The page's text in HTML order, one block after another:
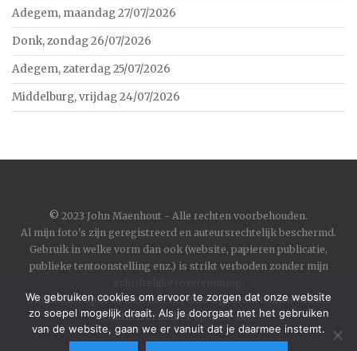
Adegem, maandag 27/07/2026
Donk, zondag 26/07/2026
Adegem, zaterdag 25/07/2026
Middelburg, vrijdag 24/07/2026
© 2023 John Maenhout - Alle rechten voorbehouden.
Al mijn foto's zijn geregistreerd en auteursrechtelijk beschermd.
Gebruik in welke vorm dan ook (website, papieren publicatie,
publieke tentoonstelling enz.) is strikt verboden zonder mijn
Om contact op te nemen met mij kunt u gebruik maken van het
contactformulierop deze site.
We gebruiken cookies om ervoor te zorgen dat onze website
zo soepel mogelijk draait. Als je doorgaat met het gebruiken
van de website, gaan we er vanuit dat je daarmee instemt.